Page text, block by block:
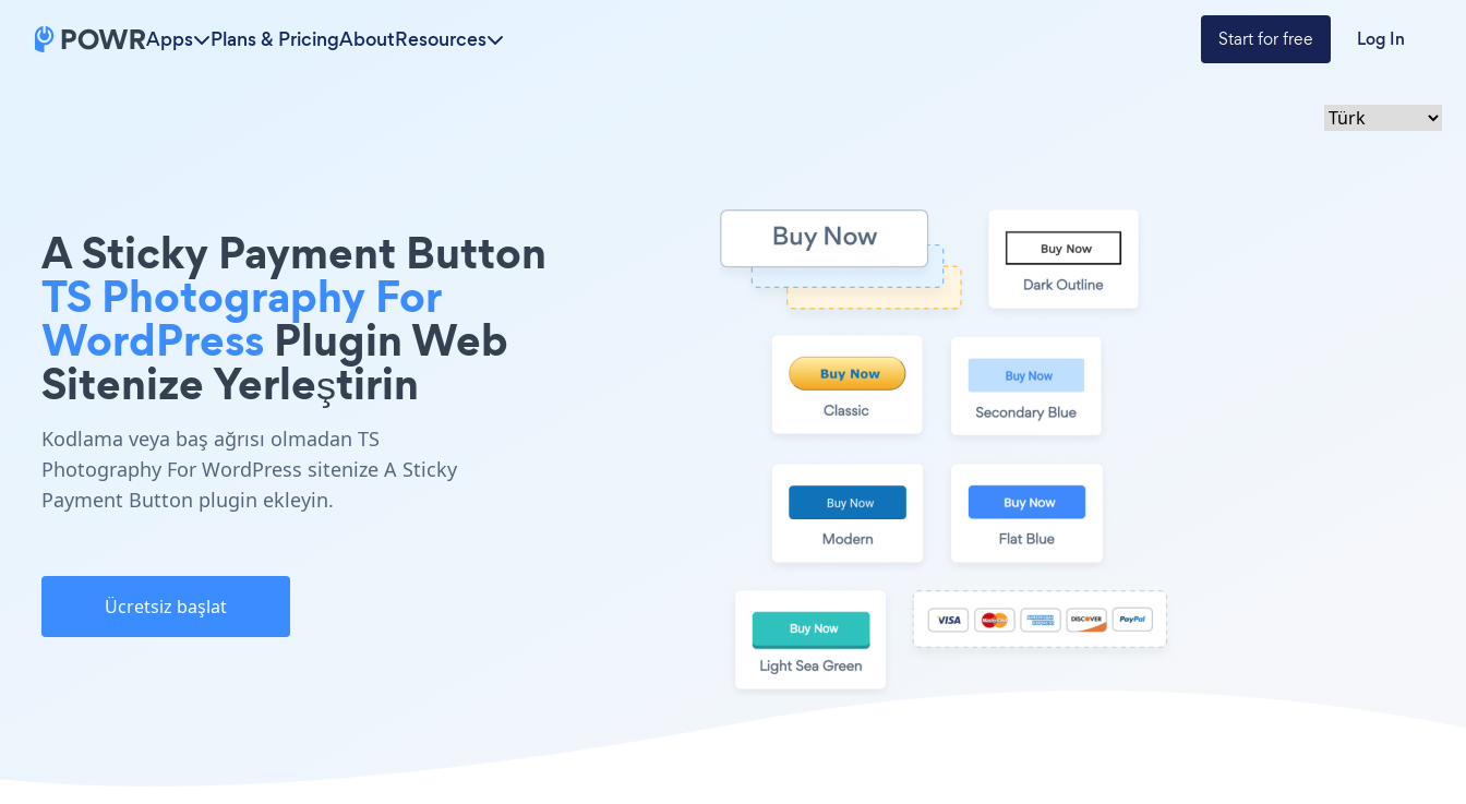
Apps Plans & PricingAboutResources Start for free Log In
A Sticky Payment Button
TS Photography For
WordPress Plugin Web
Sitenize Yerleştirin
Kodlama veya baş ağrısı olmadan TS
Photography For WordPress sitenize A Sticky
Payment Button plugin ekleyin.
Ücretsiz başlat